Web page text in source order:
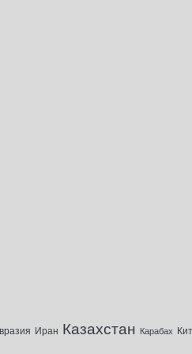
Иран Казахстан Карабах